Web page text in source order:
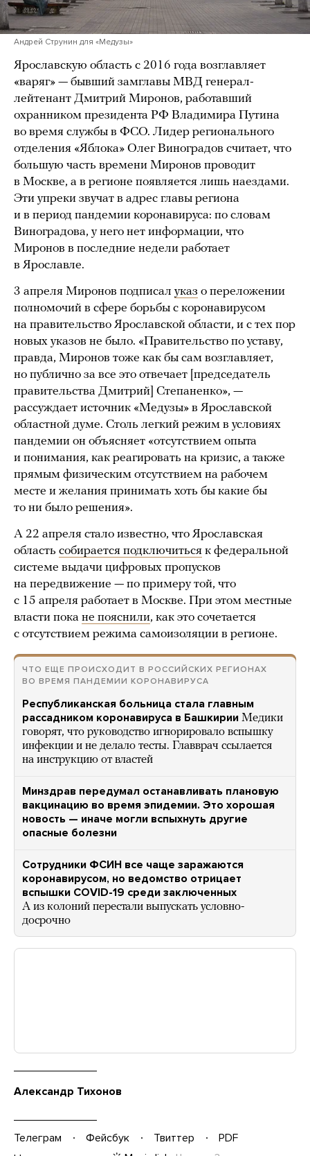
Андрей Струнин для «Медузы»
Ярославскую область с 2016 года возглавляет
«варяг» — бывший замглавы МВД генерал-
лейтенант Дмитрий Миронов, работавший
охранником президента РФ Владимира Путина
во время службы в ФСО. Лидер регионального
отделения «Яблока» Олег Виноградов считает, что
большую часть времени Миронов проводит
в Москве, а в регионе появляется лишь наездами.
Эти упреки звучат в адрес главы региона
и в период пандемии коронавируса: по словам
Виноградова, у него нет информации, что
Миронов в последние недели работает
в Ярославле.
3 апреля Миронов подписал указ о переложении
полномочий в сфере борьбы с коронавирусом
на правительство Ярославской области, и с тех пор
новых указов не было. «Правительство по уставу,
правда, Миронов тоже как бы сам возглавляет,
но публично за все это отвечает [председатель
правительства Дмитрий] Степаненко», —
рассуждает источник «Медузы» в Ярославской
областной думе. Столь легкий режим в условиях
пандемии он объясняет «отсутствием опыта
и понимания, как реагировать на кризис, а также
прямым физическим отсутствием на рабочем
месте и желания принимать хоть бы какие бы
то ни было решения».
А 22 апреля стало известно, что Ярославская
область собирается подключиться к федеральной
системе выдачи цифровых пропусков
на передвижение — по примеру той, что
с 15 апреля работает в Москве. При этом местные
власти пока не пояснили, как это сочетается
с отсутствием режима самоизоляции в регионе.
ЧТО ЕЩЕ ПРОИСХОДИТ В РОССИЙСКИХ РЕГИОНАХ
ВО ВРЕМЯ ПАНДЕМИИ КОРОНАВИРУСА
Республиканская больница стала главным
рассадником коронавируса в Башкирии Медики
говорят, что руководство игнорировало вспышку
инфекции и не делало тесты. Главврач ссылается
на инструкцию от властей
Минздрав передумал останавливать плановую
вакцинацию во время эпидемии. Это хорошая
новость — иначе могли вспыхнуть другие
опасные болезни
Сотрудники ФСИН все чаще заражаются
коронавирусом, но ведомство отрицает
вспышки COVID-19 среди заключенных
А из колоний перестали выпускать условно-
досрочно
Александр Тихонов
Телеграм Фейсбук Твиттер
PDF